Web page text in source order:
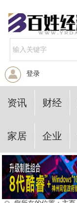
登录
资讯 财经
家居 企业